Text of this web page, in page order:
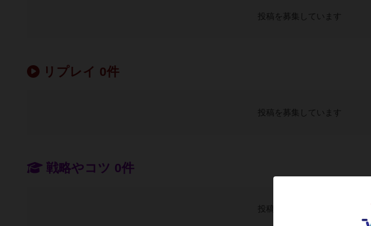
投稿を募集しています
リプレイ 0件
投稿を募集しています
戦略やコツ 0件
投稿を募集しています